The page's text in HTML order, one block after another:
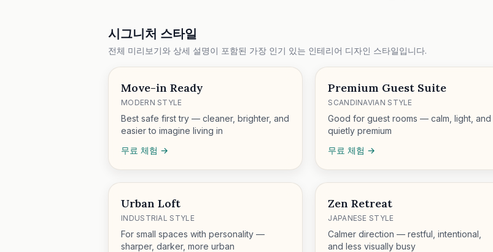
시그니처 스타일
전체 미리보기와 상세 설명이 포함된 가장 인기 있는 인테리어 디자인 스타일입니다.
Move-in Ready
MODERN STYLE
Best safe first try — cleaner, brighter, and
easier to imagine living in
무료 체험 →
Premium Guest Suite
SCANDINAVIAN STYLE
Good for guest rooms — calm, light, and
quietly premium
무료 체험 →
Urban Loft
INDUSTRIAL STYLE
For small spaces with personality —
sharper, darker, more urban
Zen Retreat
JAPANESE STYLE
Calmer direction — restful, intentional,
and less visually busy